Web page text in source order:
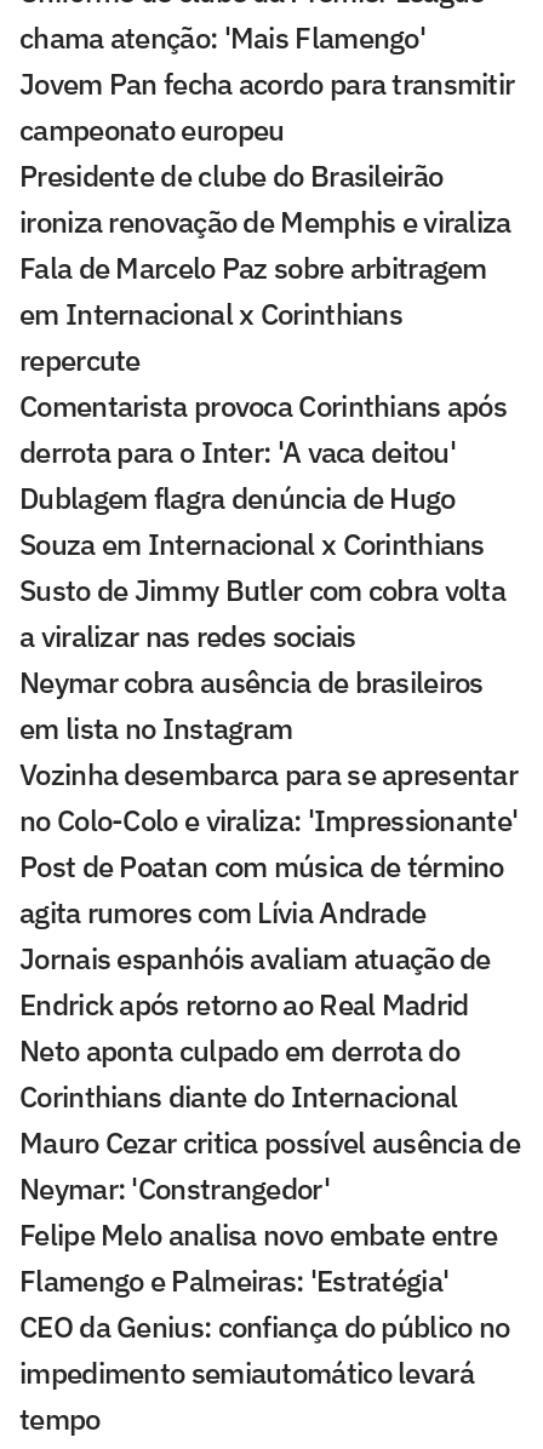
chama atenção: 'Mais Flamengo'
Jovem Pan fecha acordo para transmitir
campeonato europeu
Presidente de clube do Brasileirão
ironiza renovação de Memphis e viraliza
Fala de Marcelo Paz sobre arbitragem
em Internacional x Corinthians
repercute
Comentarista provoca Corinthians após
derrota para o Inter: 'A vaca deitou'
Dublagem flagra denúncia de Hugo
Souza em Internacional x Corinthians
Susto de Jimmy Butler com cobra volta
a viralizar nas redes sociais
Neymar cobra ausência de brasileiros
em lista no Instagram
Vozinha desembarca para se apresentar
no Colo-Colo e viraliza: 'Impressionante'
Post de Poatan com música de término
agita rumores com Lívia Andrade
Jornais espanhóis avaliam atuação de
Endrick após retorno ao Real Madrid
Neto aponta culpado em derrota do
Corinthians diante do Internacional
Mauro Cezar critica possível ausência de
Neymar: 'Constrangedor'
Felipe Melo analisa novo embate entre
Flamengo e Palmeiras: 'Estratégia'
CEO da Genius: confiança do público no
impedimento semiautomático levará
tempo